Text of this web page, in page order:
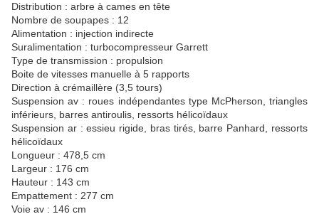
Distribution : arbre à cames en tête
Nombre de soupapes : 12
Alimentation : injection indirecte
Suralimentation : turbocompresseur Garrett
Type de transmission : propulsion
Boite de vitesses manuelle à 5 rapports
Direction à crémaillère (3,5 tours)
Suspension av : roues indépendantes type McPherson, triangles
inférieurs, barres antiroulis, ressorts hélicoïdaux
Suspension ar : essieu rigide, bras tirés, barre Panhard, ressorts
hélicoïdaux
Longueur : 478,5 cm
Largeur : 176 cm
Hauteur : 143 cm
Empattement : 277 cm
Voie av : 146 cm